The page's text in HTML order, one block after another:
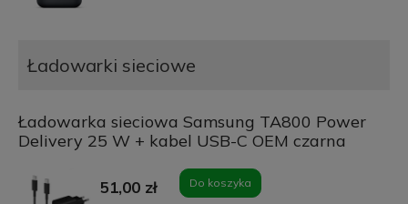
Ładowarki sieciowe
Ładowarka sieciowa Samsung TA800 Power
Delivery 25 W + kabel USB-C OEM czarna
51,00 zł Do koszyka